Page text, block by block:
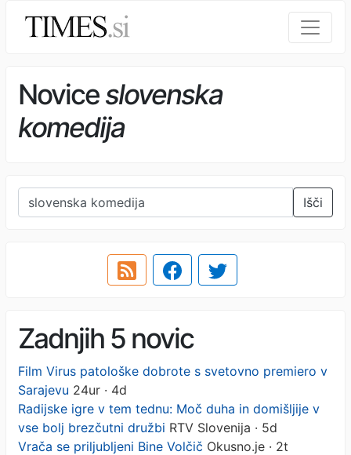
Noviceslovenska
komedija
Išči
Zadnjih 5 novic
Film Virus patološke dobrote s svetovno premiero v
Sarajevu 24ur · 4d
Radijske igre v tem tednu: Moč duha in domišljije v
vse bolj brezčutni družbi RTV Slovenija · 5d
Vrača se priljubljeni Bine Volčič Okusno.je · 2t